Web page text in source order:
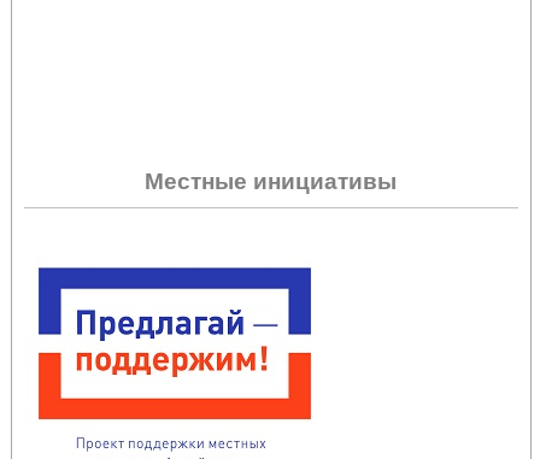
Местные инициативы